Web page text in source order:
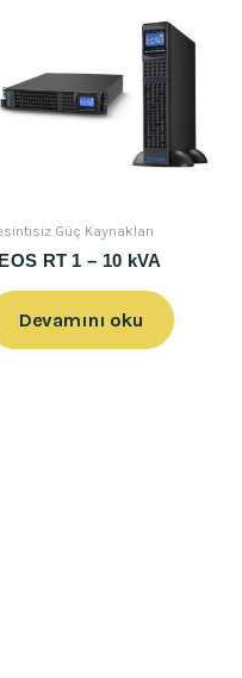
Güç Kaynakları
RT 1 – 10 kVA
Devamını oku